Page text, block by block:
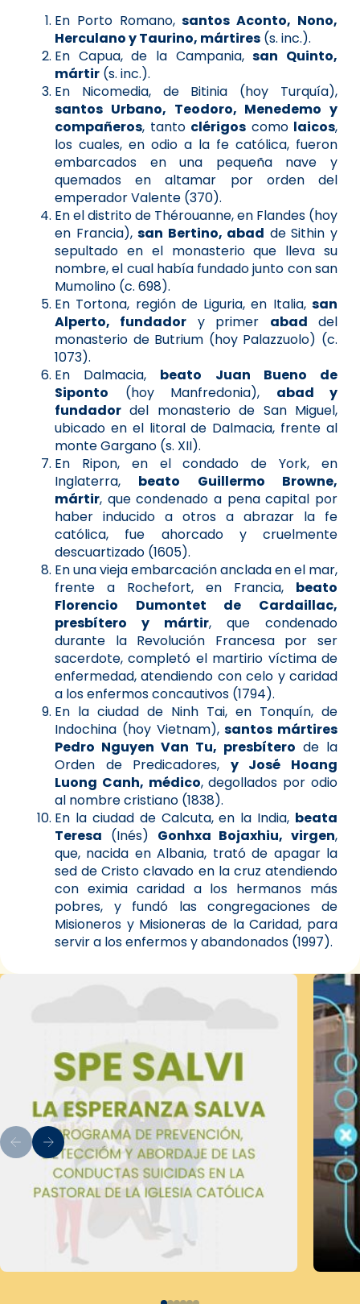
En Porto Romano,santos Aconto, Nono,
Herculano y Taurino, mártires (s. inc.).
En Capua, de la Campania,san Quinto,
mártir (s. inc.).
En Nicomedia, de Bitinia (hoy Turquía),
santos Urbano, Teodoro, Menedemo y
compañeros, tanto clérigos como laicos,
los cuales, en odio a la fe católica, fueron
embarcados en una pequeña nave y
quemados en altamar por orden del
emperador Valente (370).
En el distrito de Thérouanne, en Flandes (hoy
en Francia),san Bertino, abad de Sithin y
sepultado en el monasterio que lleva su
nombre, el cual había fundado junto con san
Mumolino (c. 698).
En Tortona, región de Liguria, en Italia, san
Alperto, fundador y primer abad del
monasterio de Butrium (hoy Palazzuolo) (c.
1073).
En Dalmacia, beato Juan Bueno de
Siponto (hoy Manfredonia), abad y
fundador del monasterio de San Miguel,
ubicado en el litoral de Dalmacia, frente al
monte Gargano (s. XII).
En Ripon, en el condado de York, en
Inglaterra, beato Guillermo Browne,
mártir, que condenado a pena capital por
haber inducido a otros a abrazar la fe
católica, fue ahorcado y cruelmente
descuartizado (1605).
En una vieja embarcación anclada en el mar,
frente a Rochefort, en Francia, beato
Florencio Dumontet de Cardaillac,
presbítero y mártir, que condenado
durante la Revolución Francesa por ser
sacerdote, completó el martirio víctima de
enfermedad, atendiendo con celo y caridad
a los enfermos concautivos (1794).
En la ciudad de Ninh Tai, en Tonquín, de
Indochina (hoy Vietnam),santos mártires
Pedro Nguyen Van Tu, presbítero de la
Orden de Predicadores, y José Hoang
Luong Canh, médico, degollados por odio
al nombre cristiano (1838).
En la ciudad de Calcuta, en la India, beata
Teresa (Inés) Gonhxa Bojaxhiu, virgen,
que, nacida en Albania, trató de apagar la
sed de Cristo clavado en la cruz atendiendo
con eximia caridad a los hermanos más
pobres, y fundó las congregaciones de
Misioneros y Misioneras de la Caridad, para
servir a los enfermos y abandonados (1997).